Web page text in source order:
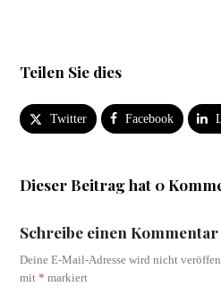
Teilen Sie dies
Twitter Facebook
Dieser Beitrag hat 0
Schreibe einen Kommentar
Deine E-Mail-Adresse wird nicht
mit* markiert